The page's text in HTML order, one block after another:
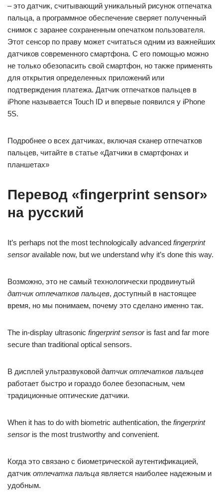
– это датчик, считывающий уникальный рисунок отпечатка
пальца, а программное обеспечение сверяет полученный
снимок с заранее сохраненным опечатком пользователя.
Этот сенсор по праву может считаться одним из важнейших
датчиков современного смартфона. С его помощью можно
не только обезопасить свой смартфон, но также применять
для открытия определенных приложений или
подтверждения платежа. Датчик отпечатков пальцев в
iPhone называется Touch ID и впервые появился у iPhone
5S.
Подробнее о всех датчиках, включая сканер отпечатков
пальцев, читайте в статье «Датчики в смартфонах и
планшетах»
Перевод «fingerprint sensor»
на русский
It’s perhaps not the most technologically advanced fingerprint
sensoravailable now, but we understand why it’s done this way.
Возможно, это не самый технологически продвинутый
датчик отпечатков пальцев, доступный в настоящее
время, но мы понимаем, почему это сделано именно так.
The in-display ultrasonic fingerprint sensoris fast and far more
secure than traditional optical sensors.
В дисплей ультразвуковой датчик отпечатков пальцев
работает быстро и гораздо более безопасным, чем
традиционные оптические датчики.
When it has to do with biometric authentication, the fingerprint
sensoris the most trustworthy and convenient.
Когда это связано с биометрической аутентификацией,
датчик отпечатка пальца является наиболее надежным и
удобным.